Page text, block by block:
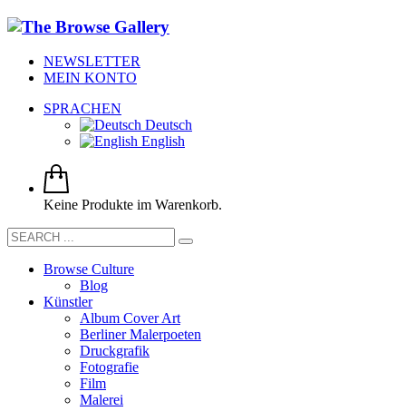
NEWSLETTER
MEIN KONTO
SPRACHEN
Deutsch
English
Keine Produkte im Warenkorb.
Browse Culture
Blog
Künstler
Album Cover Art
Berliner Malerpoeten
Druckgrafik
Fotografie
Film
Malerei